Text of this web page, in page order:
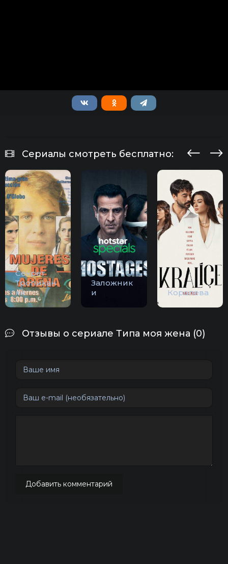
Сериалы смотреть бесплатно:
Секрет
Тропикан
ки
Заложник
и
Королева
Отзывы о сериале Типа моя жена (0)
Добавить комментарий